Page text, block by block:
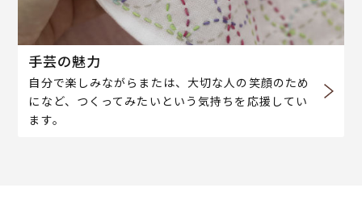
手芸の魅力
自分で楽しみながらまたは、大切な人の笑顔のため
になど、つくってみたいという気持ちを応援してい
ます。